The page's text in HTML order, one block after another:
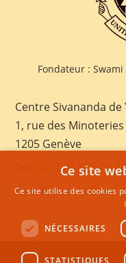
Fondateur :
Centre Sivananda
1, rue des
1205 Genève
+41 022 328 03
E-mail:
Ce site
Ce site utilise des cookies
NÉCESSAIRES
STATISTIQUES